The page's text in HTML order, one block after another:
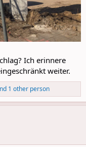
Ich erinnere
weiter.
1 other person